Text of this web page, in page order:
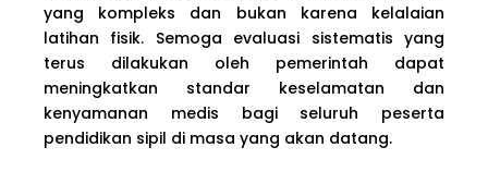
yang kompleks dan bukan karena kelalaian
latihan fisik. Semoga evaluasi sistematis yang
terus dilakukan oleh pemerintah dapat
meningkatkan standar keselamatan dan
kenyamanan medis bagi seluruh peserta
pendidikan sipil di masa yang akan datang.